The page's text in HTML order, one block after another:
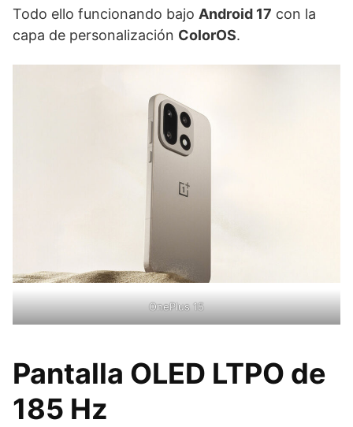
Todo ello funcionando bajo Android 17 con la
capa de personalización ColorOS.
OnePlus 15
Pantalla OLED LTPO de
185 Hz